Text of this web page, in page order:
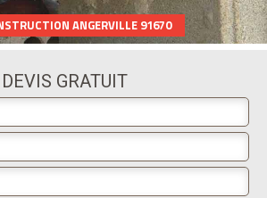
ANGERVILLE 91670
GRATUIT